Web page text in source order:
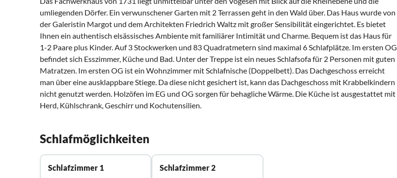
umliegenden Dörfer. Ein verwunschener Garten mit 2 Terrassen geht in den Wald über. Das Haus wurde von
der Galeristin Margot und dem Architekten Friedrich Waltz mit großer Sensibilität eingerichtet. Es bietet
Ihnen ein authentisch elsässisches Ambiente mit familiärer Intimität und Charme. Bequem ist das Haus für
1-2 Paare plus Kinder. Auf 3 Stockwerken und 83 Quadratmetern sind maximal 6 Schlafplätze. Im ersten OG
befindet sich Esszimmer, Küche und Bad. Unter der Treppe ist ein neues Schlafsofa für 2 Personen mit guten
Matratzen. Im ersten OG ist ein Wohnzimmer mit Schlafnische (Doppelbett). Das Dachgeschoss erreicht
man über eine ausklappbare Stiege. Da diese nicht gesichert ist, kann das Dachgeschoss mit Krabbelkindern
nicht genutzt werden. Holzöfen im EG und OG sorgen für behagliche Wärme. Die Küche ist ausgestattet mit
Herd, Kühlschrank, Geschirr und Kochutensilien.
Schlafmöglichkeiten
Schlafzimmer 1
Schlafzimmer 2